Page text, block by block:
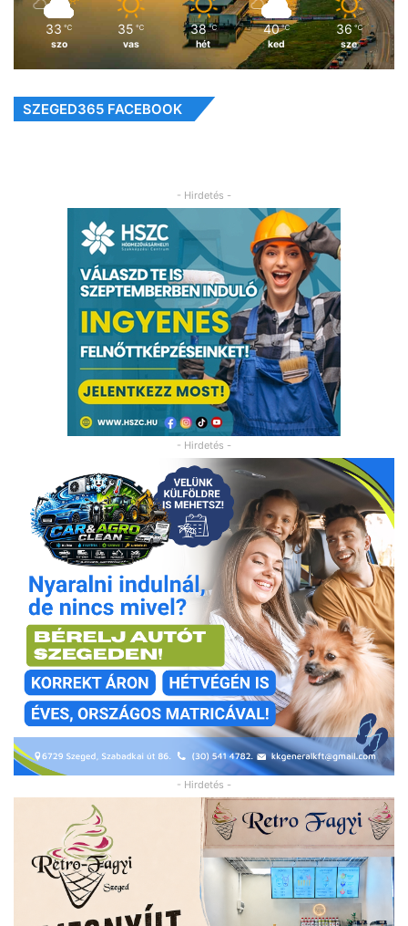
33 ℃
szo
35 ℃
vas
38 ℃
hét
40 ℃
ked
36 ℃
sze
SZEGED365 FACEBOOK
- Hirdetés -
- Hirdetés -
- Hirdetés -